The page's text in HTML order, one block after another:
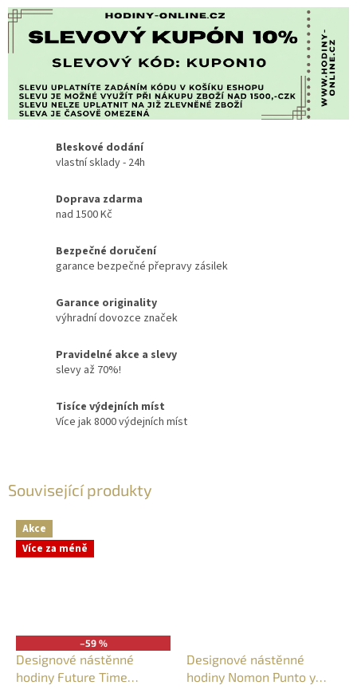
Bleskové dodání
vlastní sklady - 24h
Doprava zdarma
nad 1500 Kč
Bezpečné doručení
garance bezpečné přepravy zásilek
Garance originality
výhradní dovozce značek
Pravidelné akce a slevy
slevy až 70%!
Tisíce výdejních míst
Více jak 8000 výdejních míst
Související produkty
Akce
Více za méně
–59 %
Designové nástěnné
hodiny Future Time
Designové nástěnné
hodiny Nomon Punto y